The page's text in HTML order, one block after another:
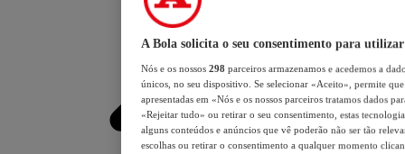
A Bola solicita o seu consentimento para utilizar
Nós e os nossos 298 parceiros armazenamos e acedemos a
únicos, no seu dispositivo. Se selecionar «Aceito», permite
apresentadas em «Nós e os nossos parceiros tratamos dados
«Rejeitar tudo» ou retirar o seu consentimento, estas
alguns conteúdos e anúncios que vê poderão não ser tão
escolhas ou retirar o consentimento a qualquer momento